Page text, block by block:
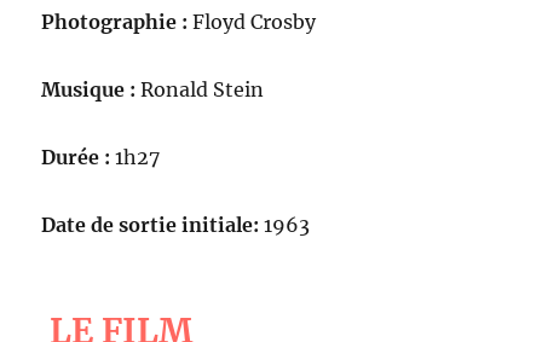
Photographie : Floyd Crosby
Musique :Ronald Stein
Durée : 1h27
Date de sortie initiale: 1963
LE FILM